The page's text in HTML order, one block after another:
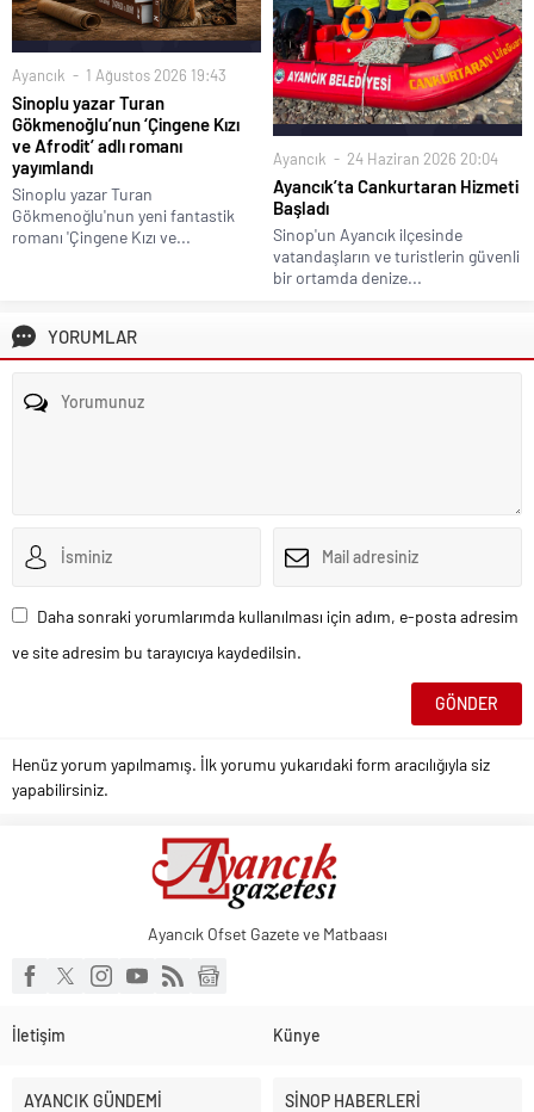
Ayancık 1 Ağustos 2026 19:43
Sinoplu yazar Turan
Gökmenoğlu’nun ‘Çingene Kızı
ve Afrodit’ adlı romanı
yayımlandı
Sinoplu yazar Turan
Gökmenoğlu'nun yeni fantastik
romanı 'Çingene Kızı ve...
Ayancık 24 Haziran 2026 20:04
Ayancık’ta Cankurtaran Hizmeti
Başladı
Sinop'un Ayancık ilçesinde
vatandaşların ve turistlerin güvenli
bir ortamda denize...
YORUMLAR
Daha sonraki yorumlarımda kullanılması için adım, e-posta adresim
ve site adresim bu tarayıcıya kaydedilsin.
Henüz yorum yapılmamış. İlk yorumu yukarıdaki form aracılığıyla siz
yapabilirsiniz.
Ayancık Ofset Gazete ve Matbaası
İletişim Künye
AYANCIK GÜNDEMİ SİNOP HABERLERİ